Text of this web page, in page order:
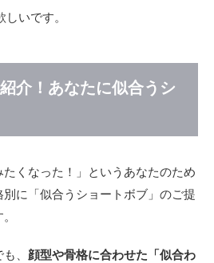
いです。
介！あなたに似合うシ
たくなった！」というあなたのため
に「似合うショートボブ」のご提
、 顔型や骨格に合わせた「似合わ